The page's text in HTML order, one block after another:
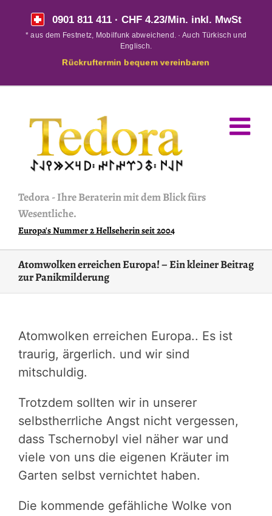
0901 811 411· CHF 4.23/Min. inkl. MwSt
* aus dem Festnetz, Mobilfunk abweichend. · Auch Türkisch und
Englisch.
Rückruftermin bequem vereinbaren
Tedora-Ihre Beraterin mit dem Blick fürs
Wesentliche.
Europa's Nummer 2 Hellseherin seit 2004
Atomwolken erreichen Europa! – Ein kleiner Beitrag
zur Panikmilderung
Atomwolken erreichen Europa.. Es ist
traurig, ärgerlich. und wir sind
mitschuldig.
Trotzdem sollten wir in unserer
selbstherrliche Angst nicht vergessen,
dass Tschernobyl viel näher war und
viele von uns die eigenen Kräuter im
Garten selbst vernichtet haben.
Die kommende gefähliche Wolke von